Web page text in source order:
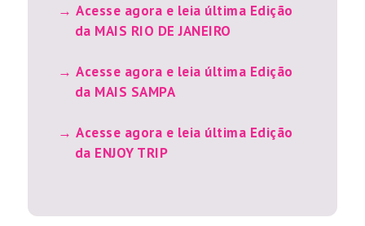
Acesse agora e leia última Edição
da MAIS RIO DE JANEIRO
Acesse agora e leia última Edição
da MAIS SAMPA
Acesse agora e leia última Edição
da ENJOY TRIP